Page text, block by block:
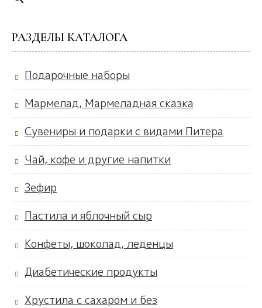
РАЗДЕЛЫ КАТАЛОГА
Подарочные наборы
Мармелад, Мармеладная сказка
Сувениры и подарки с видами Питера
Чай, кофе и другие напитки
Зефир
Пастила и яблочный сыр
Конфеты, шоколад, леденцы
Диабетические продукты
Хрустила с сахаром и без